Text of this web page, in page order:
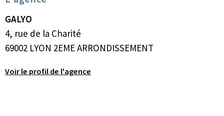
GALYO
4, rue de la Charité
69002 LYON 2EME ARRONDISSEMENT
Voir le profil de l'agence